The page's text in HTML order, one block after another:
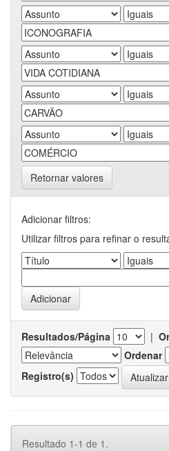
Retornar valores
Adicionar filtros:
Utilizar filtros para refinar o
Resultados/Página |
Ordenar
Registro(s)
Resultado 1-1 de 1.